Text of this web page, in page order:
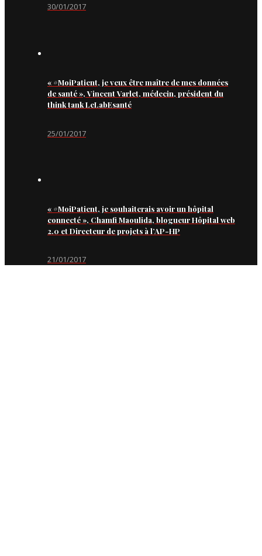
30/01/2017
« #MoiPatient, je veux être maître de mes données
de santé », Vincent Varlet, médecin, président du
think tank LeLabEsanté
25/01/2017
« #MoiPatient, je souhaiterais avoir un hôpital
connecté », Chamfi Maoulida, blogueur Hôpital web
2.0 et Directeur de projets à l’AP-HP
21/01/2017